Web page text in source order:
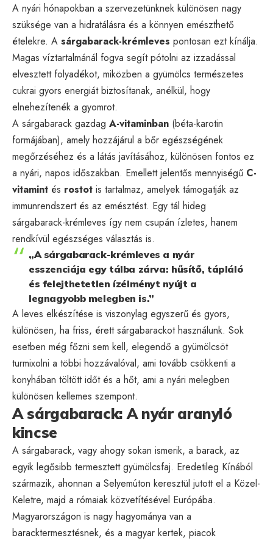
A nyári hónapokban a szervezetünknek különösen nagy
szüksége van a hidratálásra és a könnyen emészthető
ételekre. A sárgabarack-krémleves pontosan ezt kínálja.
Magas víztartalmánál fogva segít pótolni az izzadással
elvesztett folyadékot, miközben a gyümölcs természetes
cukrai gyors energiát biztosítanak, anélkül, hogy
elnehezítenék a gyomrot.
A sárgabarack gazdag A-vitaminban (béta-karotin
formájában), amely hozzájárul a bőr egészségének
megőrzéséhez és a látás javításához, különösen fontos ez
a nyári, napos időszakban. Emellett jelentős mennyiségű C-
vitamint és rostot is tartalmaz, amelyek támogatják az
immunrendszert és az emésztést. Egy tál hideg
sárgabarack-krémleves így nem csupán ízletes, hanem
rendkívül egészséges választás is.
„A sárgabarack-krémleves a nyár
esszenciája egy tálba zárva: hűsítő, tápláló
és felejthetetlen ízélményt nyújt a
legnagyobb melegben is.”
A leves elkészítése is viszonylag egyszerű és gyors,
különösen, ha friss, érett sárgabarackot használunk. Sok
esetben még főzni sem kell, elegendő a gyümölcsöt
turmixolni a többi hozzávalóval, ami tovább csökkenti a
konyhában töltött időt és a hőt, ami a nyári melegben
különösen kellemes szempont.
A sárgabarack: A nyár aranyló
kincse
A sárgabarack, vagy ahogy sokan ismerik, a barack, az
egyik legősibb termesztett gyümölcsfaj. Eredetileg Kínából
származik, ahonnan a Selyemúton keresztül jutott el a Közel-
Keletre, majd a rómaiak közvetítésével Európába.
Magyarországon is nagy hagyománya van a
baracktermesztésnek, és a magyar kertek, piacok